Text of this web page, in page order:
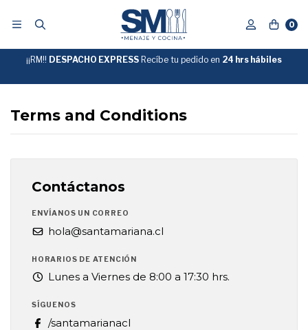
0
GRATIS
SOBRE
¡¡RM!! DESPACHO EXPRESS Recíbe tu pedido en 24 hrs hábiles
Terms and Conditions
Contáctanos
ENVÍANOS UN CORREO
hola@santamariana.cl
HORARIOS DE ATENCIÓN
Lunes a Viernes de 8:00 a 17:30 hrs.
SÍGUENOS
/santamarianacl